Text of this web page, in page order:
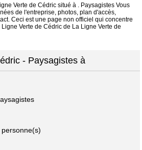
Verte de Cédric situé à . Paysagistes Vous
de l'entreprise, photos, plan d'accès,
Ceci est une page non officiel qui concentre
Verte de Cédric de La Ligne Verte de
- Paysagistes à
personne(s)